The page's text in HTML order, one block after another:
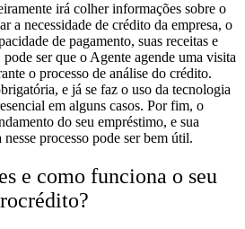
irá colher informações sobre o
a necessidade de crédito da empresa, o
de pagamento, suas receitas e
ser que o Agente agende uma visita
o processo de análise do crédito.
e já se faz o uso da tecnologia
em alguns casos. Por fim, o
do seu empréstimo, e sua
processo pode ser bem útil.
e como funciona o seu